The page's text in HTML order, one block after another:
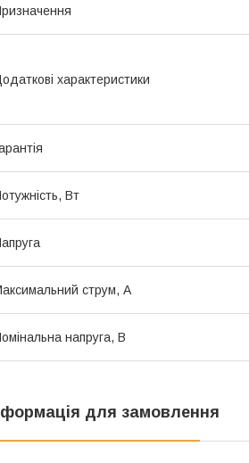
характеристики
Вт
струм, А
напруга, В
для замовлення